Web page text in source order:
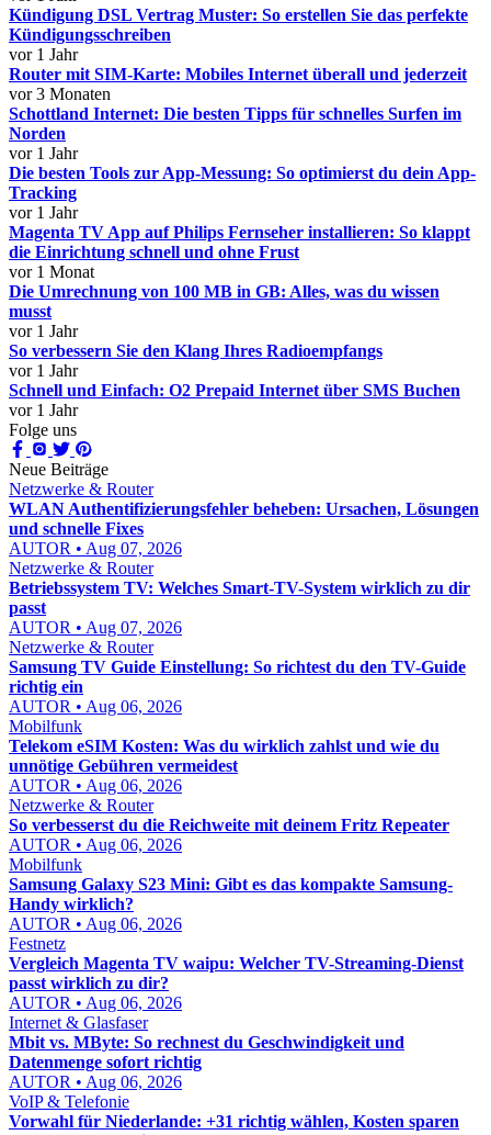
Kündigung DSL Vertrag Muster: So erstellen Sie das perfekte
Kündigungsschreiben
vor 1 Jahr
Router mit SIM-Karte: Mobiles Internet überall und jederzeit
vor 3 Monaten
Schottland Internet: Die besten Tipps für schnelles Surfen im
Norden
vor 1 Jahr
Die besten Tools zur App-Messung: So optimierst du dein App-
Tracking
vor 1 Jahr
Magenta TV App auf Philips Fernseher installieren: So klappt
die Einrichtung schnell und ohne Frust
vor 1 Monat
Die Umrechnung von 100 MB in GB: Alles, was du wissen
musst
vor 1 Jahr
So verbessern Sie den Klang Ihres Radioempfangs
vor 1 Jahr
Schnell und Einfach: O2 Prepaid Internet über SMS Buchen
vor 1 Jahr
Folge uns
Neue Beiträge
Netzwerke & Router
WLAN Authentifizierungsfehler beheben: Ursachen, Lösungen
und schnelle Fixes
AUTOR • Aug 07, 2026
Netzwerke & Router
Betriebssystem TV: Welches Smart-TV-System wirklich zu dir
passt
AUTOR • Aug 07, 2026
Netzwerke & Router
Samsung TV Guide Einstellung: So richtest du den TV-Guide
richtig ein
AUTOR • Aug 06, 2026
Mobilfunk
Telekom eSIM Kosten: Was du wirklich zahlst und wie du
unnötige Gebühren vermeidest
AUTOR • Aug 06, 2026
Netzwerke & Router
So verbesserst du die Reichweite mit deinem Fritz Repeater
AUTOR • Aug 06, 2026
Mobilfunk
Samsung Galaxy S23 Mini: Gibt es das kompakte Samsung-
Handy wirklich?
AUTOR • Aug 06, 2026
Festnetz
Vergleich Magenta TV waipu: Welcher TV-Streaming-Dienst
passt wirklich zu dir?
AUTOR • Aug 06, 2026
Internet & Glasfaser
Mbit vs. MByte: So rechnest du Geschwindigkeit und
Datenmenge sofort richtig
AUTOR • Aug 06, 2026
VoIP & Telefonie
Vorwahl für Niederlande: +31 richtig wählen, Kosten sparen